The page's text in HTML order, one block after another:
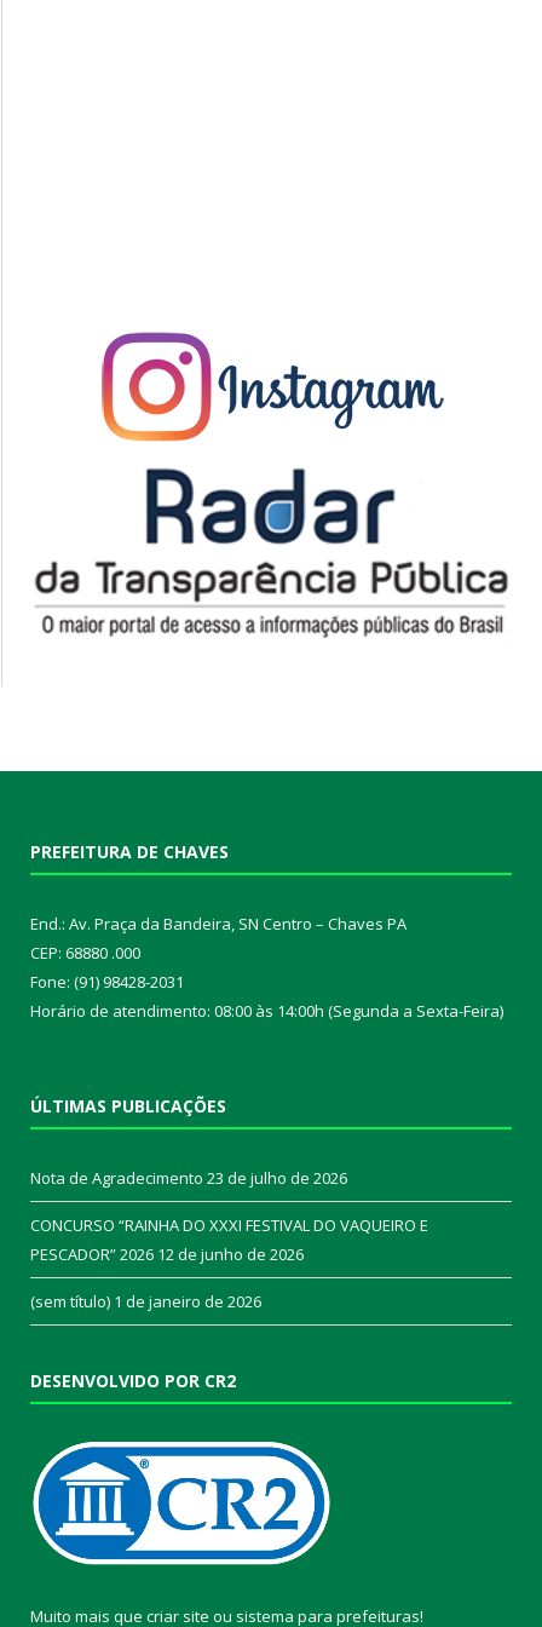
PREFEITURA DE CHAVES
End.: Av. Praça da Bandeira, SN Centro – Chaves PA
CEP: 68880 .000
Fone: (91) 98428-2031
Horário de atendimento: 08:00 às 14:00h (Segunda a Sexta-Feira)
ÚLTIMAS PUBLICAÇÕES
Nota de Agradecimento 23 de julho de 2026
CONCURSO “RAINHA DO XXXI FESTIVAL DO VAQUEIRO E
PESCADOR” 2026 12 de junho de 2026
(sem título) 1 de janeiro de 2026
DESENVOLVIDO POR CR2
Muito mais que criar site ou sistema para prefeituras!